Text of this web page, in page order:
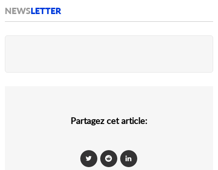
NEWSLETTER
Partagez cet article: